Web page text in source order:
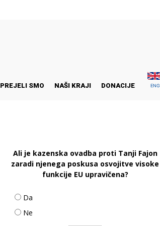
PREJELI SMO NAŠI KRAJI DONACIJE ENG
Ali je kazenska ovadba proti Tanji Fajon
zaradi njenega poskusa osvojitve visoke
funkcije EU upravičena?
Da
Ne